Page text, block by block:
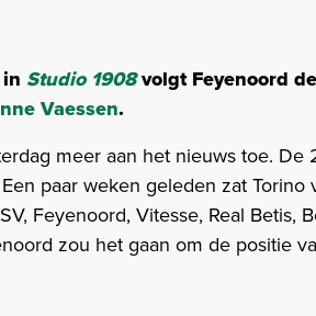
Studio 1908volgt Feyenoord
Vaessen.
meer aan het nieuws toe. De
paar weken geleden zat
Feyenoord, Vitesse, Real Betis,
zou het gaan om de positie